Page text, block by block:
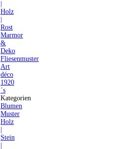
Holz
Rost
Marmor
&
Deko
Fliesenmuster
Art
déco
1920
´s
Kategorien
Blumen
Muster
Holz
Stein